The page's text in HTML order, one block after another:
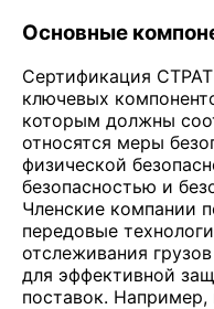
Основные
Сертификация
ключевых
которым должны
относятся меры
физической
безопасностью и
Членские компании
передовые
отслеживания
для эффективной
поставок.